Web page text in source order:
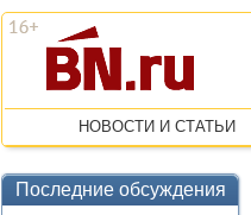
НОВОСТИ И СТАТЬИ
Последние обсуждения